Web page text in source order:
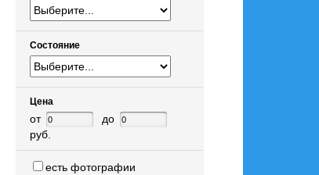
Состояние
Цена
от
до
руб.
есть фотографии